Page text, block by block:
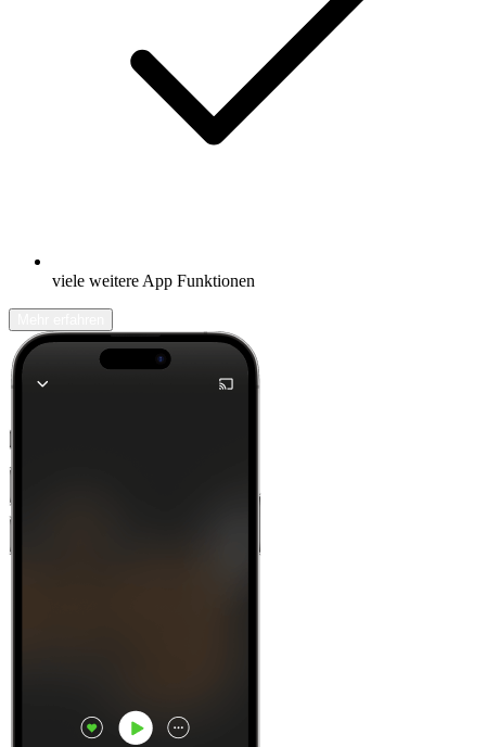
viele weitere App Funktionen